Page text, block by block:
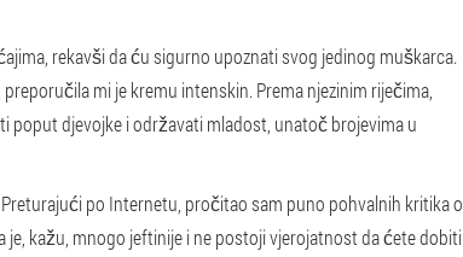
rekavši da ću sigurno upoznati svog jedinog muškarca.
mi je kremu intenskin. Prema njezinim riječima,
poput djevojke i održavati mladost, unatoč brojevima u
po Internetu, pročitao sam puno pohvalnih kritika o
kažu, mnogo jeftinije i ne postoji vjerojatnost da ćete dobiti